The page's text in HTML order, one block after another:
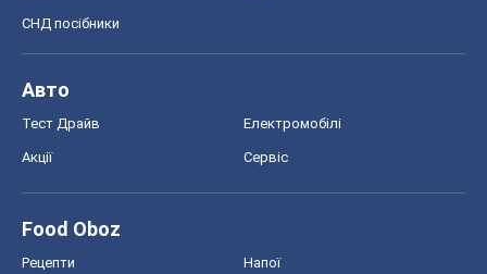
СНД посібники
Авто
Тест Драйв Електромобілі
Акції Сервіс
Food Oboz
Рецепти Напої